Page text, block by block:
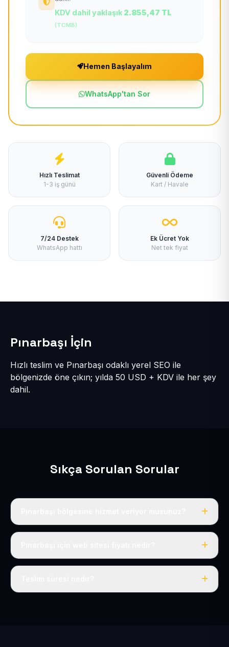
KDV dahil yaklaşık 2.855,47 TL
(TCMB)
Hemen Başlayalım
WhatsApp'tan Sor
Hızlı Teslimat
1-3 iş günü
Güvenli Ödeme
Kart / Havale
7/24 Destek
WhatsApp hattı
Ek Ücret Yok
Net tek fiyat
Pınarbaşı İçin
Hızlı teslim ve Pınarbaşı odaklı yerel SEO ile
bölgenizde öne çıkın; yılda 50 USD + KDV ile her şey
dahil.
Sıkça Sorulan Sorular
Evet, Pınarbaşı dahil tüm Pınarbaşı bölgesine eksiksiz
Tek fiyat: yılda 50 USD + KDV, her şey dahil.